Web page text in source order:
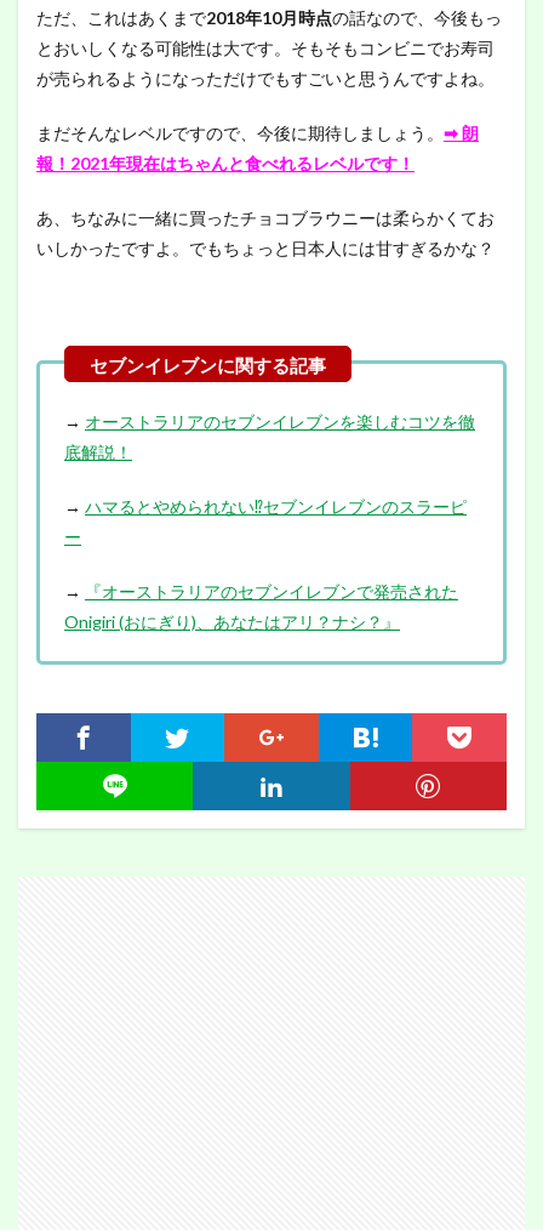
ただ、これはあくまで2018年10月時点の話なので、今後もっ
とおいしくなる可能性は大です。そもそもコンビニでお寿司
が売られるようになっただけでもすごいと思うんですよね。
まだそんなレベルですので、今後に期待しましょう。 ➡︎ 朗
報！2021年現在はちゃんと食べれるレベルです！
あ、ちなみに一緒に買ったチョコブラウニーは柔らかくてお
いしかったですよ。でもちょっと日本人には甘すぎるかな？
→ オーストラリアのセブンイレブンを楽しむコツを徹
底解説！
→ ハマるとやめられない⁉︎セブンイレブンのスラーピ
ー
→
『オーストラリアのセブンイレブンで発売された
Onigiri (おにぎり)、あなたはアリ？ナシ？』